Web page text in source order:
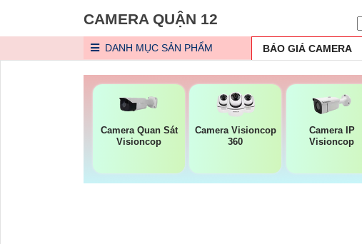
CAMERA QUẬN 12
DANH MỤC SẢN PHẨM BÁO GIÁ CAMERA
Camera Quan Sát
Visioncop
Camera Visioncop
360
Camera IP
Visioncop